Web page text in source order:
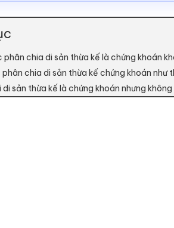
phân chia di sản thừa kế là chứng khoán
phân chia di sản thừa kế chứng khoán như
di sản thừa kế là chứng khoán nhưng